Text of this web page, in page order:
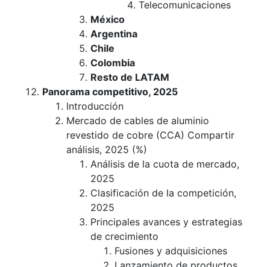
Telecomunicaciones
México
Argentina
Chile
Colombia
Resto de LATAM
Panorama competitivo, 2025
Introducción
Mercado de cables de aluminio
revestido de cobre (CCA) Compartir
análisis, 2025 (%)
Análisis de la cuota de mercado,
2025
Clasificación de la competición,
2025
Principales avances y estrategias
de crecimiento
Fusiones y adquisiciones